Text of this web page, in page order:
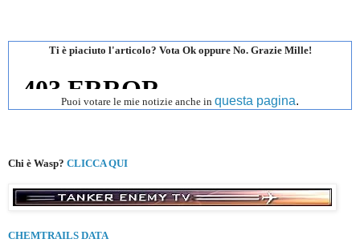
Ti è piaciuto l'articolo? Vota Ok oppure No. Grazie Mille!
Puoi votare le mie notizie anche in questa pagina.
Chi è Wasp? CLICCA QUI
CHEMTRAILS DATA